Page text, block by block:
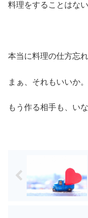
料理をすることはない
本当に料理の仕方忘
まぁ、それもいいか。
もう作る相手も、い